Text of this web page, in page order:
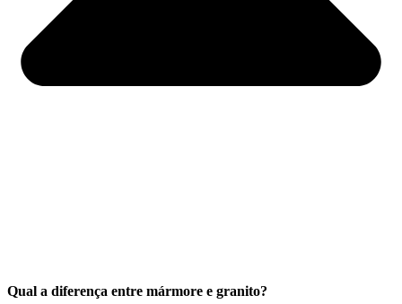
Qual a diferença entre mármore e granito?